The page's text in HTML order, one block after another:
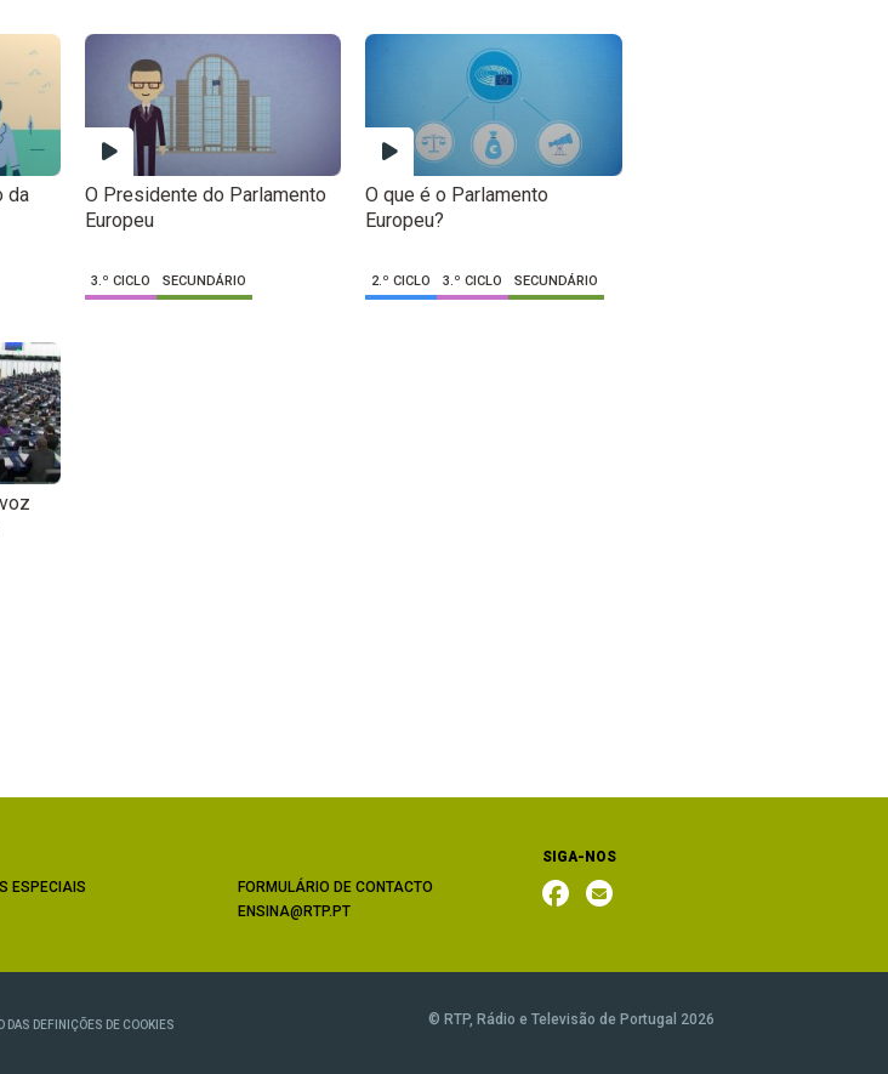
da
O Presidente do Parlamento
Europeu
3.º CICLO SECUNDÁRIO
O que é o Parlamento
Europeu?
2.º CICLO 3.º CICLO SECUNDÁRIO
ESPECIAIS
FORMULÁRIO DE CONTACTO
ENSINA@RTP.PT
SIGA-NOS
DAS DEFINIÇÕES DE COOKIES © RTP, Rádio e Televisão de Portugal 2026